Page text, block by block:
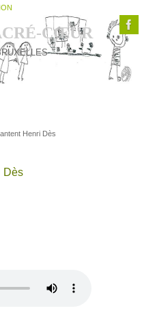
CŒUR
Henri Dès
Dès